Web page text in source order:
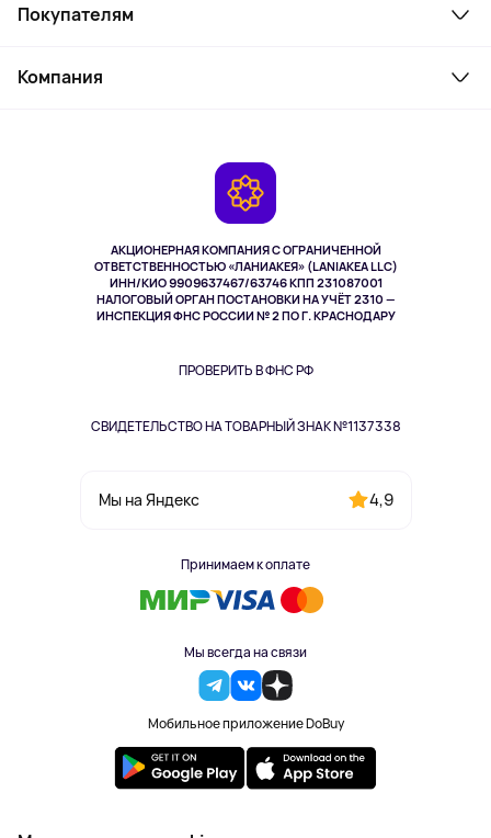
АКЦИОНЕРНАЯ КОМПАНИЯ С ОГРАНИЧЕННОЙ
ОТВЕТСТВЕННОСТЬЮ «ЛАНИАКЕЯ» (LANIAKEA LLC)
ИНН/КИО 9909637467/63746 КПП 231087001
НАЛОГОВЫЙ ОРГАН ПОСТАНОВКИ НА УЧЁТ 2310 —
ИНСПЕКЦИЯ ФНС РОССИИ № 2 ПО Г. КРАСНОДАРУ
ПРОВЕРИТЬ В ФНС РФ
СВИДЕТЕЛЬСТВО НА ТОВАРНЫЙ ЗНАК №1137338
Мы на Яндекс 4,9
Принимаем к оплате
Мы всегда на связи
Мобильное приложение DoBuy
Ноутбуки, мониторы, VR
Косметика и уход
Здоровье питомцев
Одежда и аксессуары
Покупателям
Как заказать
Компания
2023-2026 © DoBuy. Все права защищены